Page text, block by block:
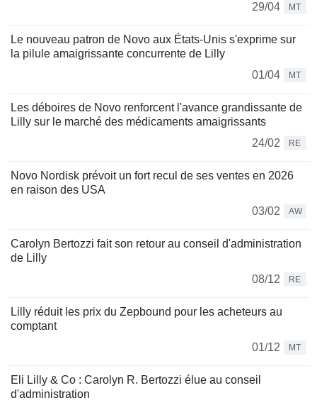
29/04
MT
Le nouveau patron de Novo aux États-Unis s'exprime sur
la pilule amaigrissante concurrente de Lilly
01/04
MT
Les déboires de Novo renforcent l'avance grandissante de
Lilly sur le marché des médicaments amaigrissants
24/02
RE
Novo Nordisk prévoit un fort recul de ses ventes en 2026
en raison des USA
03/02
AW
Carolyn Bertozzi fait son retour au conseil d'administration
de Lilly
08/12
RE
Lilly réduit les prix du Zepbound pour les acheteurs au
comptant
01/12
MT
Eli Lilly & Co : Carolyn R. Bertozzi élue au conseil
d'administration